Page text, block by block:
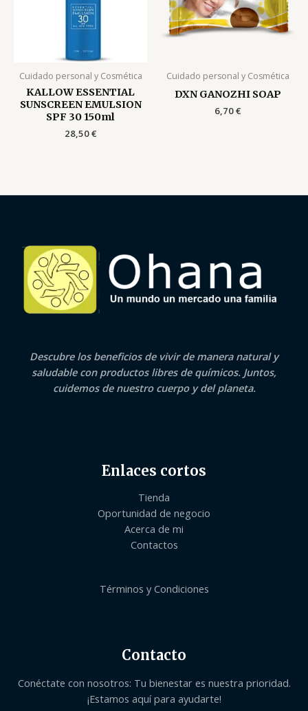
Cuidado personal y Cosmética
KALLOW ESSENTIAL
SUNSCREEN EMULSION
SPF 30 150ml
28,50€
Cuidado personal y Cosmética
DXN GANOZHI SOAP
6,70€
Descubre los beneficios de vivir de manera natural y
saludable con productos libres de químicos. Juntos,
cuidemos de nuestro cuerpo y del planeta.
Enlaces cortos
Tienda
Oportunidad de negocio
Acerca de mi
Contactos
Términos y Condiciones
Contacto
Conéctate con nosotros: Tu bienestar es nuestra prioridad.
¡Estamos aquí para ayudarte!